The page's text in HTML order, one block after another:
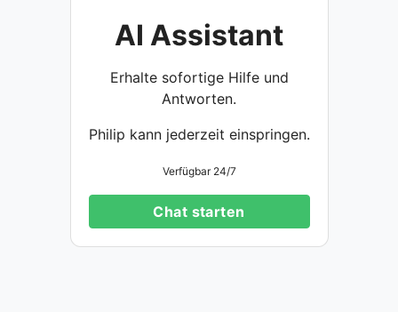
AI Assistant
Erhalte sofortige Hilfe und
Antworten.
Philip kann jederzeit einspringen.
Verfügbar 24/7
Chat starten